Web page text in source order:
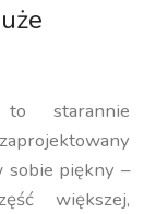
starannie
sobie piękny –
większej,